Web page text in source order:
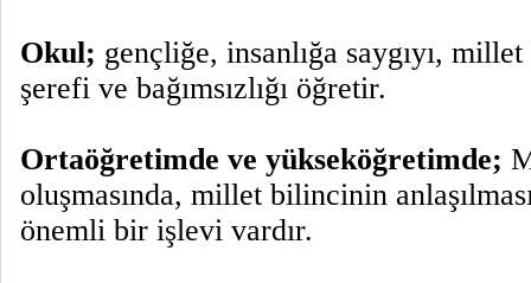
Okul; gençliğe, insanlığa saygıyı,
şerefi ve bağımsızlığı öğretir.
Ortaöğretimde ve yükseköğretimde;
oluşmasında, millet bilincinin
önemli bir işlevi vardır.